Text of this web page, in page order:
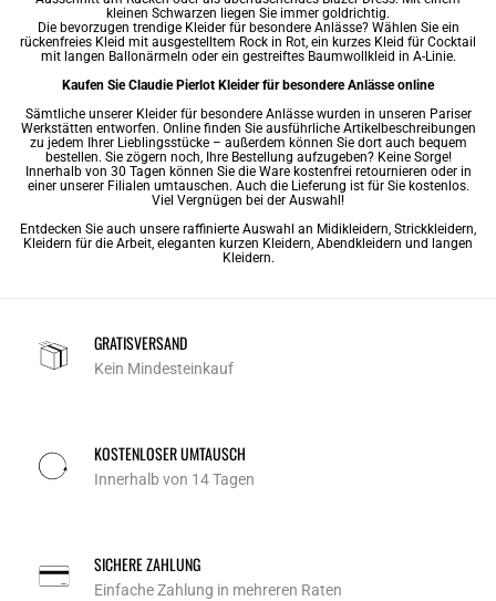
kleinen Schwarzen liegen Sie immer goldrichtig.
Die bevorzugen trendige Kleider für besondere Anlässe? Wählen Sie ein
rückenfreies Kleid mit ausgestelltem Rock in Rot, ein kurzes Kleid für Cocktail
mit langen Ballonärmeln oder ein gestreiftes Baumwollkleid in A-Linie.
Kaufen Sie Claudie Pierlot Kleider für besondere Anlässe online
Sämtliche unserer Kleider für besondere Anlässe wurden in unseren Pariser
Werkstätten entworfen. Online finden Sie ausführliche Artikelbeschreibungen
zu jedem Ihrer Lieblingsstücke – außerdem können Sie dort auch bequem
bestellen. Sie zögern noch, Ihre Bestellung aufzugeben? Keine Sorge!
Innerhalb von 30 Tagen können Sie die Ware kostenfrei retournieren oder in
einer unserer Filialen umtauschen. Auch die Lieferung ist für Sie kostenlos.
Viel Vergnügen bei der Auswahl!
Entdecken Sie auch unsere raffinierte Auswahl an Midikleidern, Strickkleidern,
Kleidern für die Arbeit, eleganten kurzen Kleidern, Abendkleidern und langen
Kleidern.
GRATISVERSAND
Kein Mindesteinkauf
KOSTENLOSER UMTAUSCH
Innerhalb von 14 Tagen
SICHERE ZAHLUNG
Einfache Zahlung in mehreren Raten